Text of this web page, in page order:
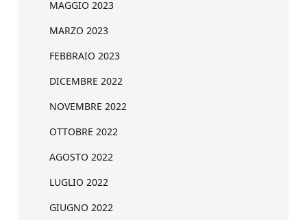
MAGGIO 2023
MARZO 2023
FEBBRAIO 2023
DICEMBRE 2022
NOVEMBRE 2022
OTTOBRE 2022
AGOSTO 2022
LUGLIO 2022
GIUGNO 2022